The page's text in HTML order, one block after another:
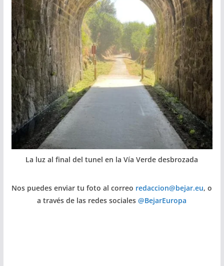
La luz al final del tunel en la Vía Verde desbrozada
Nos puedes enviar tu foto al correo redaccion@bejar.eu, o
a través de las redes sociales@BejarEuropa